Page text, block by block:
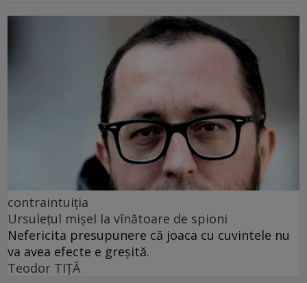
contraintuiția
Ursulețul mișel la vînătoare de spioni
Nefericita presupunere că joaca cu cuvintele nu
va avea efecte e greșită.
Teodor TIŢĂ